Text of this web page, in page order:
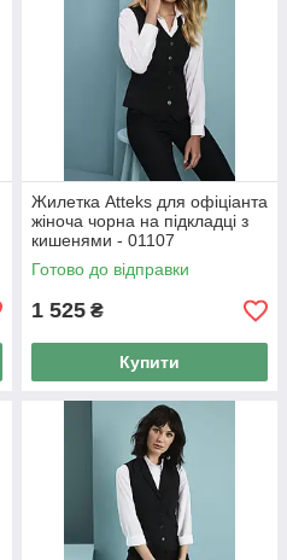
Жилетка Atteks для офіціанта
жіноча чорна на підкладці з
кишенями - 01107
Готово до відправки
1 525 ₴
Купити